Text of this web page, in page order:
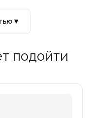
▾
подойти